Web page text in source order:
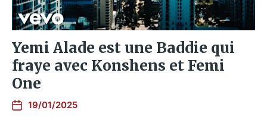
Yemi Alade est une Baddie qui
fraye avec Konshens et Femi
One
19/01/2025